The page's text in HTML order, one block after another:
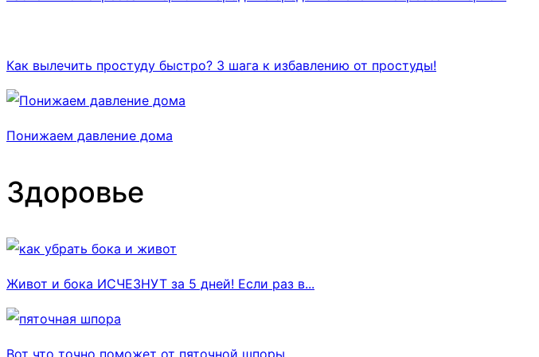
Как вылечить простуду быстро? 3 шага к избавлению от простуды!
Понижаем давление дома
Здоровье
Живот и бока ИСЧЕЗНУТ за 5 дней! Если раз в...
Вот что точно поможет от пяточной шпоры